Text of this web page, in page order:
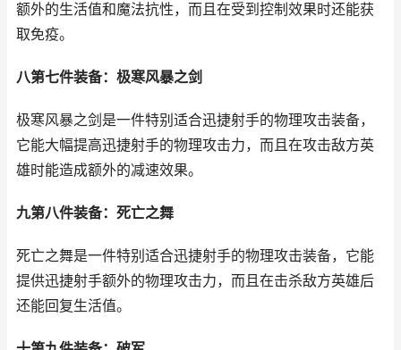
额外的生活值和魔法抗性，而且在受到控制效果时还能获
取免疫。
八第七件装备：极寒风暴之剑
极寒风暴之剑是一件特别适合迅捷射手的物理攻击装备，
它能大幅提高迅捷射手的物理攻击力，而且在攻击敌方英
雄时能造成额外的减速效果。
九第八件装备：死亡之舞
死亡之舞是一件特别适合迅捷射手的物理攻击装备，它能
提供迅捷射手额外的物理攻击力，而且在击杀敌方英雄后
还能回复生活值。